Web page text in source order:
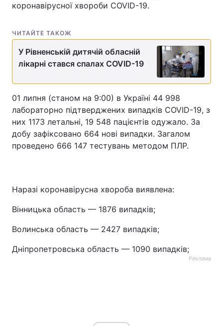
коронавірусної хвороби COVID-19.
ЧИТАЙТЕ ТАКОЖ
У Рівненській дитячій обласній
лікарні стався спалах COVID-19
01 липня (станом на 9:00) в Україні 44 998
лабораторно підтверджених випадків COVID-19, з
них 1173 летальні, 19 548 пацієнтів одужало. За
добу зафіксовано 664 нові випадки. Загалом
проведено 666 147 тестувань методом ПЛР.
Наразі коронавірусна хвороба виявлена:
Вінницька область — 1876 випадків;
Волинська область — 2427 випадків;
Дніпропетровська область — 1090 випадків;
Реклама